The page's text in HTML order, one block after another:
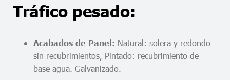
Tráfico pesado:
Acabados de Panel: Natural: solera y redondo
sin recubrimientos, Pintado: recubrimiento de
base agua. Galvanizado.